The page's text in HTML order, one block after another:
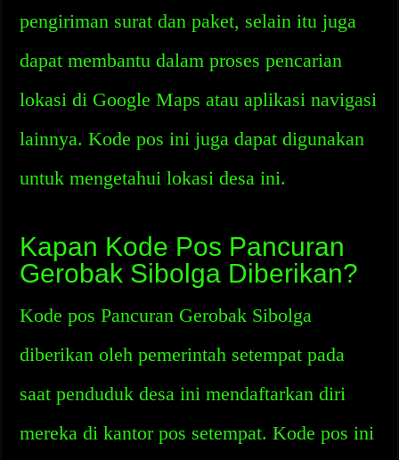
pengiriman surat dan paket, selain itu juga
dapat membantu dalam proses pencarian
lokasi di Google Maps atau aplikasi navigasi
lainnya. Kode pos ini juga dapat digunakan
untuk mengetahui lokasi desa ini.
Kapan Kode Pos Pancuran
Gerobak Sibolga Diberikan?
Kode pos Pancuran Gerobak Sibolga
diberikan oleh pemerintah setempat pada
saat penduduk desa ini mendaftarkan diri
mereka di kantor pos setempat. Kode pos ini